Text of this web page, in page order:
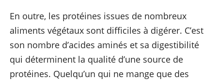
En outre, les protéines issues de nombreux
aliments végétaux sont difficiles à digérer. C’est
son nombre d’acides aminés et sa digestibilité
qui déterminent la qualité d’une source de
protéines. Quelqu’un qui ne mange que des